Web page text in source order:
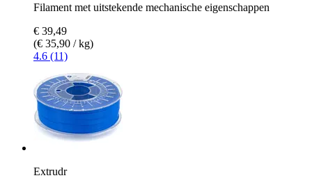
Filament met uitstekende mechanische eigenschappen
€ 39,49
(€ 35,90 / kg)
4.6 (11)
Extrudr